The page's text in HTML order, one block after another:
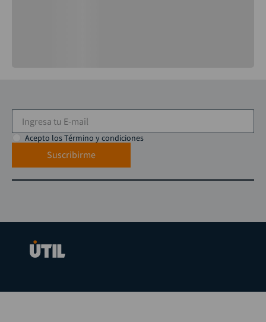
Acepto los Término y condiciones
Suscribirme